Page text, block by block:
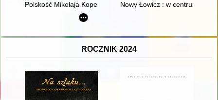
Polskość Mikołaja Kopernika z rodu ŚlązakaNowy Łowicz : w centrum
ROCZNIK 2024